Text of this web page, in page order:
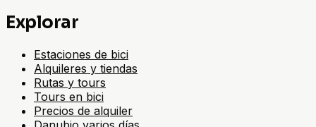
Explorar
Estaciones de bici
Alquileres y tiendas
Rutas y tours
Tours en bici
Precios de alquiler